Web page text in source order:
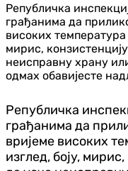
Републичка
грађанима да
високих
мирис,
неисправну храну
одмах обавијесте
Републичка
грађанима да
вријеме високих
изглед, боју,